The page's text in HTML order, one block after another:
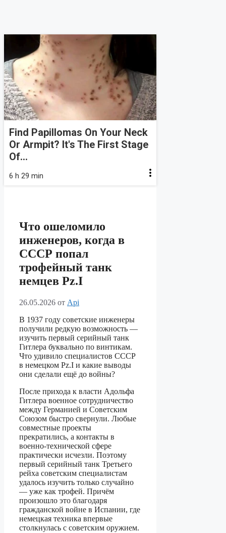
Find Papillomas On Your Neck
Or Armpit? It's The First Stage
Of...
6 h 29 min
Что ошеломило
инженеров, когда в
СССР попал
трофейный танк
немцев Pz.I
26.05.2026 от Api
В 1937 году советские инженеры
получили редкую возможность —
изучить первый серийный танк
Гитлера буквально по винтикам.
Что удивило специалистов СССР
в немецком Pz.I и какие выводы
они сделали ещё до войны?
После прихода к власти Адольфа
Гитлера военное сотрудничество
между Германией и Советским
Союзом быстро свернули. Любые
совместные проекты
прекратились, а контакты в
военно-технической сфере
практически исчезли. Поэтому
первый серийный танк Третьего
рейха советским специалистам
удалось изучить только случайно
— уже как трофей. Причём
произошло это благодаря
гражданской войне в Испании, где
немецкая техника впервые
столкнулась с советским оружием.